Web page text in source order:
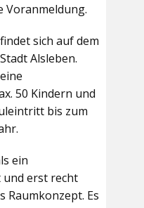
Voranmeldung.
sich auf dem
Alsleben.
50 Kindern und
bis zum
ein
und erst recht
Raumkonzept. Es